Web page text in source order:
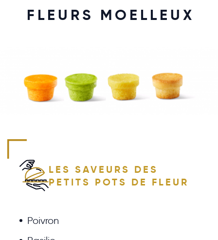
FLEURS MOELLEUX
LES SAVEURS DES
PETITS POTS DE FLEUR
Poivron